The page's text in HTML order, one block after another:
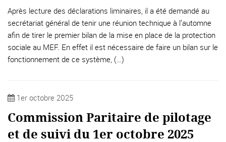
Après lecture des déclarations liminaires, il a été demandé au
secrétariat général de tenir une réunion technique à l’automne
afin de tirer le premier bilan de la mise en place de la protection
sociale au MEF. En effet il est nécessaire de faire un bilan sur le
fonctionnement de ce système, (…)
1er octobre 2025
Commission Paritaire de pilotage
et de suivi du 1er octobre 2025